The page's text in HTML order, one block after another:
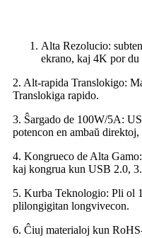
Alta Rezolucio:
ekrano, kaj 4K por du
2. Alt-rapida Translokigo:
Translokiga rapido.
3. Ŝargado de 100W/5A:
potencon en ambaŭ
4. Kongrueco de Alta
kaj kongrua kun USB 2.0,
5. Kurba Teknologio: Pli ol
plilongigitan longvivecon.
6. Ĉiuj materialoj kun